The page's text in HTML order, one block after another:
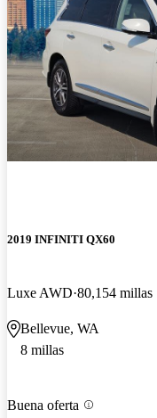
2019 INFINITI QX60
Luxe AWD 80,154 millas
Bellevue, WA
8 millas
Buena oferta